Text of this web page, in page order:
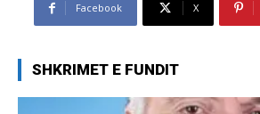
Facebook X
SHKRIMET E FUNDIT